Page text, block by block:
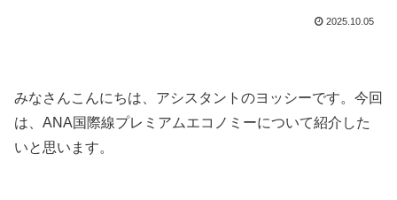
2025.10.05
みなさんこんにちは、アシスタントのヨッシーです。今回
は、ANA国際線プレミアムエコノミーについて紹介した
いと思います。